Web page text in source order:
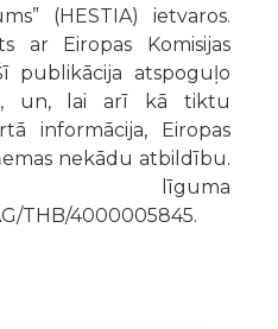
(HESTIA) ietvaros.
ar Eiropas Komisijas
publikācija atspoguļo
un, lai arī kā tiktu
informācija, Eiropas
nekādu atbildību.
līguma
THB/4000005845.